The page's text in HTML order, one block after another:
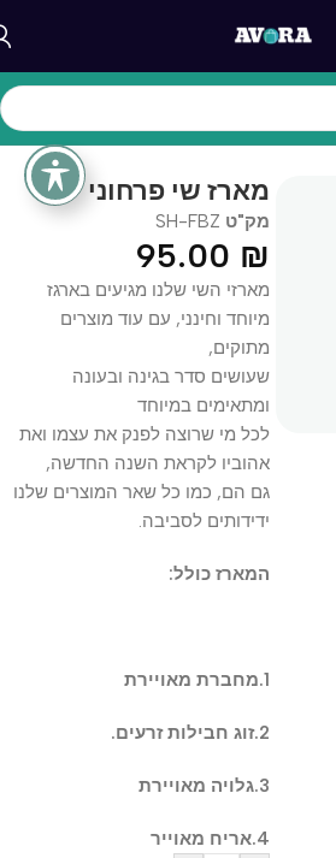
מארז שי פרחוני
מק"ט SH-FBZ
95.00 ₪
מארזי השי שלנו מגיעים בארגז
מיוחד וחינני, עם עוד מוצרים
מתוקים,
שעושים סדר בגינה ובעונה
ומתאימים במיוחד
לכל מי שרוצה לפנק את עצמו ואת
אהוביו לקראת השנה החדשה,
גם הם, כמו כל שאר המוצרים שלנו
ידידותים לסביבה.
המארז כולל:
1.מחברת מאויירת
2.זוג חבילות זרעים.
3.גלויה מאויירת
4.אריח מאוייר